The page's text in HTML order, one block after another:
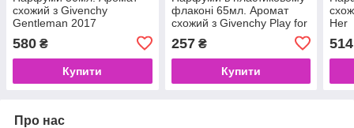
схожий з Givenchy
Gentleman 2017
580 ₴
Купити
флаконі 65мл. Аромат
схожий з Givenchy Play for
257₴
Купити
Her
514
Про нас